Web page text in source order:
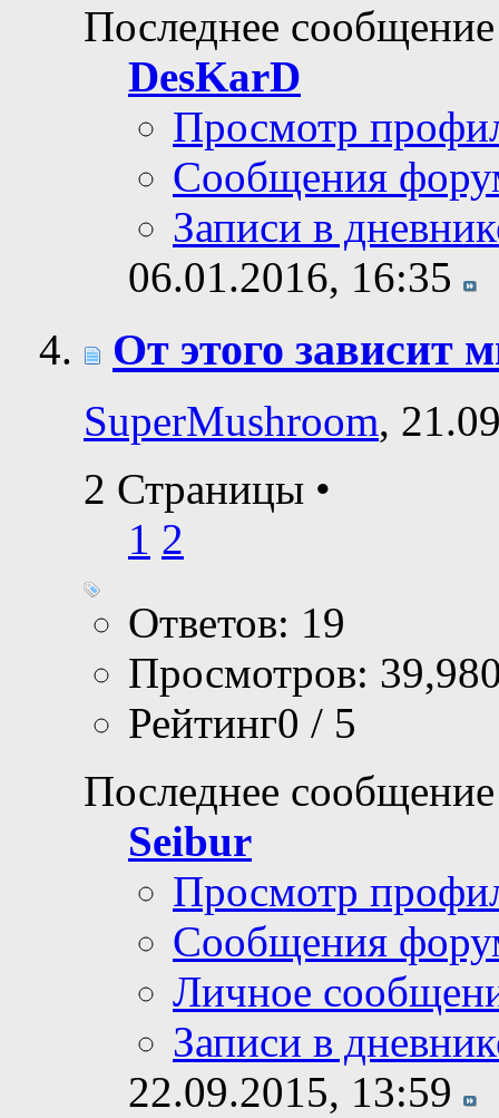
Последнее
DesKarD
Просмотр
Сообщения
Записи в
06.01.2016, 16:35
От этого зависит
SuperMushroom,
2 Страницы •
1 2
Ответов: 19
Просмотров:
Рейтинг0 / 5
Последнее
Seibur
Просмотр
Сообщения
Личное
Записи в
22.09.2015, 13:59